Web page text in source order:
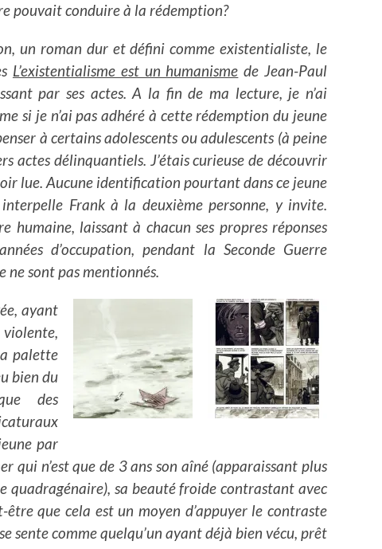
pouvait conduire à la rédemption?
un roman dur et défini comme existentialiste, le
L’existentialisme est un humanisme de Jean-Paul
par ses actes. A la fin de ma lecture, je n’ai
si je n’ai pas adhéré à cette rédemption du jeune
à certains adolescents ou adulescents (à peine
actes délinquantiels. J’étais curieuse de découvrir
lue. Aucune identification pourtant dans ce jeune
Frank à la deuxième personne, y invite.
humaine, laissant à chacun ses propres réponses
d’occupation, pendant la Seconde Guerre
ne sont pas mentionnés.
ayant
palette
bien du
des
par
qui n’est que de 3 ans son aîné (apparaissant plus
quadragénaire), sa beauté froide contrastant avec
être que cela est un moyen d’appuyer le contraste
sente comme quelqu’un ayant déjà bien vécu, prêt